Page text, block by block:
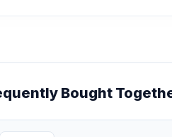
Bought